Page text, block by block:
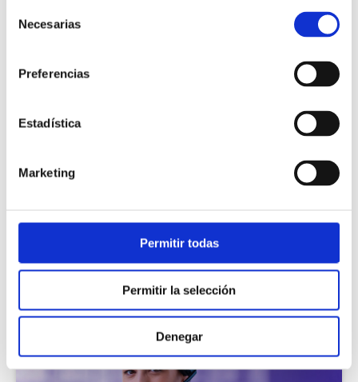
Necesarias
Preferencias
Estadística
Marketing
Permitir todas
Permitir la selección
Denegar